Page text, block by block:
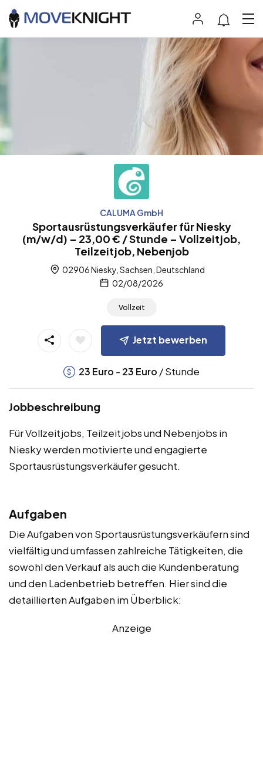
CALUMA GmbH
Sportausrüstungsverkäufer für Niesky
(m/w/d) – 23,00 € / Stunde – Vollzeitjob,
Teilzeitjob, Nebenjob
02906 Niesky, Sachsen, Deutschland
02/08/2026
Vollzeit
Jetzt bewerben
23 Euro - 23 Euro / Stunde
Jobbeschreibung
Für Vollzeitjobs, Teilzeitjobs und Nebenjobs in
Niesky werden motivierte und engagierte
Sportausrüstungsverkäufer gesucht.
Aufgaben
Die Aufgaben von Sportausrüstungsverkäufern sind
vielfältig und umfassen zahlreiche Tätigkeiten, die
sowohl den Verkauf als auch die Kundenberatung
und den Ladenbetrieb betreffen. Hier sind die
detaillierten Aufgaben im Überblick:
Anzeige